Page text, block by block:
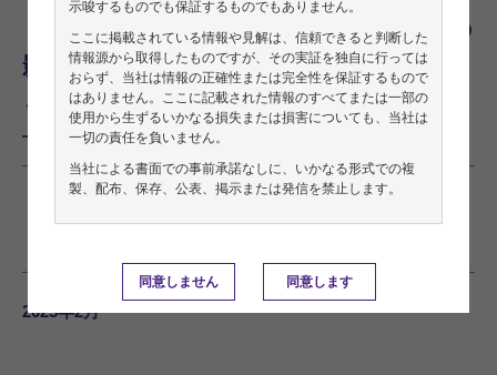
ト：コロナ禍の記憶と今も続く企業への
影響
～グローバル株式チームからの投資インサイト～
memories and ongoing impact on companies」の日本語訳です。内容については
2025年2月
示唆するものでも保証するものでもありません。
ここに掲載されている情報や見解は、信頼できると判断した
情報源から取得したものですが、その実証を独自に行っては
おらず、当社は情報の正確性または完全性を保証するもので
はありません。ここに記載された情報のすべてまたは一部の
使用から生ずるいかなる損失または損害についても、当社は
一切の責任を負いません。
当社による書面での事前承諾なしに、いかなる形式での複
製、配布、保存、公表、掲示または発信を禁止します。
同意しません 同意します